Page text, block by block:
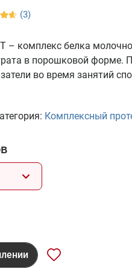
(3)
– комплекс белка
в порошковой форме.
во время занятий
Комплексный